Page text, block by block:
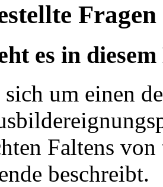
Fragen
es in
sich um einen
Faltens
beschreibt.